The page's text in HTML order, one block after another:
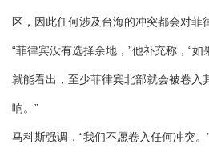
区，因此任何涉及台海的冲突都会对菲
“菲律宾没有选择余地，”他补充称，“
就能看出，至少菲律宾北部就会被卷入
响。”
马科斯强调，“我们不愿卷入任何冲突。